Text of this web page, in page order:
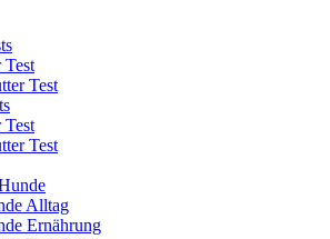
Test
Test
Test
Test
Alltag
Ernährung